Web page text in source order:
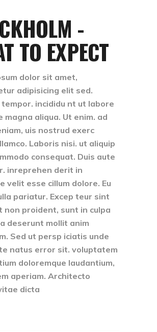
-
TO EXPECT
dolor sit amet,
adipisicing elit sed.
tempor. incididu nt ut labore
magna aliqua. Ut enim. ad
uis nostrud exerc
Laboris nisi. ut aliquip
consequat. Duis aute
inreprehen derit in
velit esse cillum dolore. Eu
pariatur. Excep teur sint
non proident, sunt in culpa
deserunt mollit anim
Sed ut persp iciatis unde
natus error sit. voluptatem
doloremque laudantium,
aperiam. Architecto
dicta